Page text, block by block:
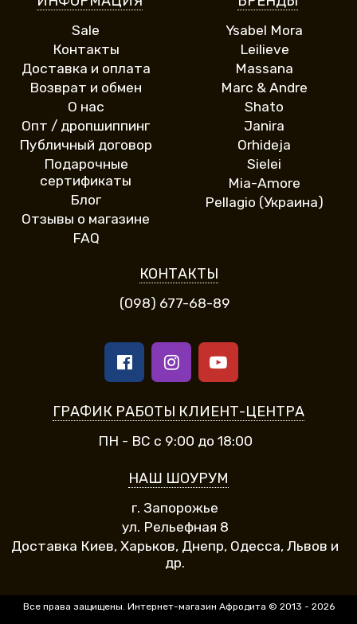
Sale
Контакты
Доставка и оплата
Возврат и обмен
О нас
Опт / дропшиппинг
Публичный договор
Подарочные
сертификаты
Блог
Отзывы о магазине
FAQ
Ysabel Mora
Leilieve
Massana
Marc & Andre
Shato
Janira
Orhideja
Sielei
Mia-Amore
Pellagio (Украина)
КОНТАКТЫ
(098) 677-68-89
ГРАФИК РАБОТЫ КЛИЕНТ-ЦЕНТРА
ПН - ВС с 9:00 до 18:00
НАШ ШОУРУМ
г. Запорожье
ул. Рельефная 8
Доставка Киев, Харьков, Днепр, Одесса, Львов и
др.
Все права защищены. Интернет-магазин Афродита © 2013 - 2026